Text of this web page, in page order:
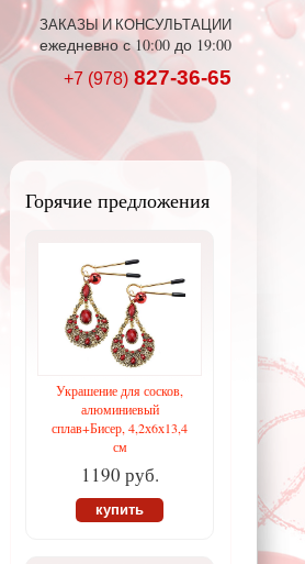
ЗАКАЗЫ И КОНСУЛЬТАЦИИ
ежедневно с 10:00 до 19:00
+7 (978) 827-36-65
Горячие предложения
Украшение для сосков,
алюминиевый
сплав+Бисер, 4,2х6х13,4
см
1190 руб.
купить